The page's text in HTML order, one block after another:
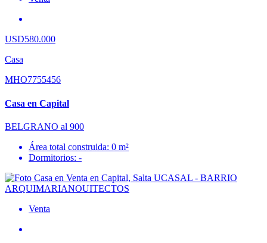
USD580.000
Casa
MHO7755456
Casa en Capital
BELGRANO al 900
Área total construida: 0 m²
Dormitorios: -
Venta